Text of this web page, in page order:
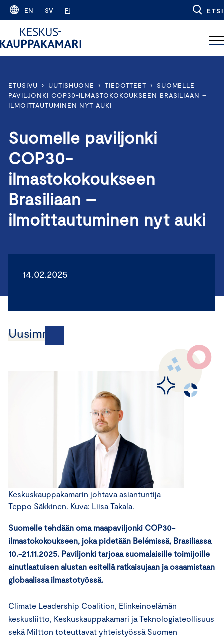
Skip
content
EN SV FI ETSI
ETUSIVU › UUTISHUONE › TIEDOTTEET ›
SUOMELLE
PAVILJONKI COP30-ILMASTOKOKOUKSEEN BRASILIAAN –
ILMOITTAUTUMINEN NYT AUKI
Suomelle paviljonki
COP30-
ilmastokokoukseen
Brasiliaan –
ilmoittautuminen nyt auki
14.02.2025
Uusimmat
Keskuskauppakamarin johtava asiantuntija
Teppo Säkkinen. Kuva: Liisa Takala.
Suomelle tehdään oma maapaviljonki COP30-
ilmastokokoukseen, joka pidetään Belémissä, Brasiliassa
10.-21.11.2025. Paviljonki tarjoaa suomalaisille toimijoille
ainutlaatuisen alustan esitellä ratkaisujaan ja osaamistaan
globaalissa ilmastotyössä.
Climate Leadership Coalition, Elinkeinoelämän
keskusliitto, Keskuskauppakamari ja Teknologiateollisuus
sekä Miltton toteuttavat yhteistyössä Suomen